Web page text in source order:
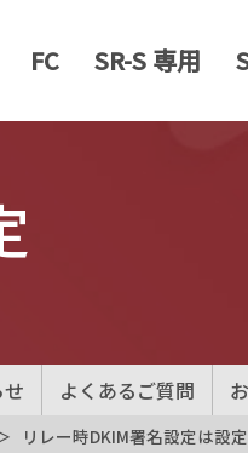
FC SR-S 専用
よくあるご質問
リレー時DKIM署名設定は設